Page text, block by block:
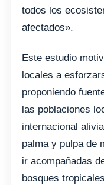
todos los
afectados».
Este estudio
locales a
proponiendo
las poblaciones
internacional
palma y pulpa de
ir acompañadas
bosques